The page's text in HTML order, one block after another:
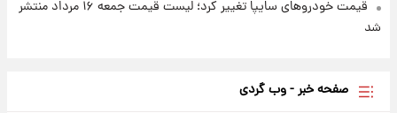
قیمت خودروهای سایپا تغییر کرد؛ لیست قیمت جمعه ۱۶ مرداد منتشر
شد
صفحه خبر - وب گردی